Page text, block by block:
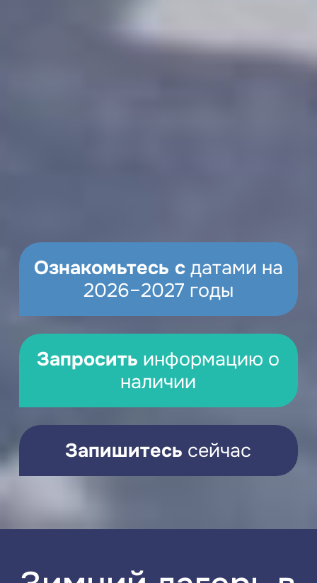
Ознакомьтесь сдатами на
2026–2027 годы
Запросить информацию о
наличии
Запишитесь сейчас